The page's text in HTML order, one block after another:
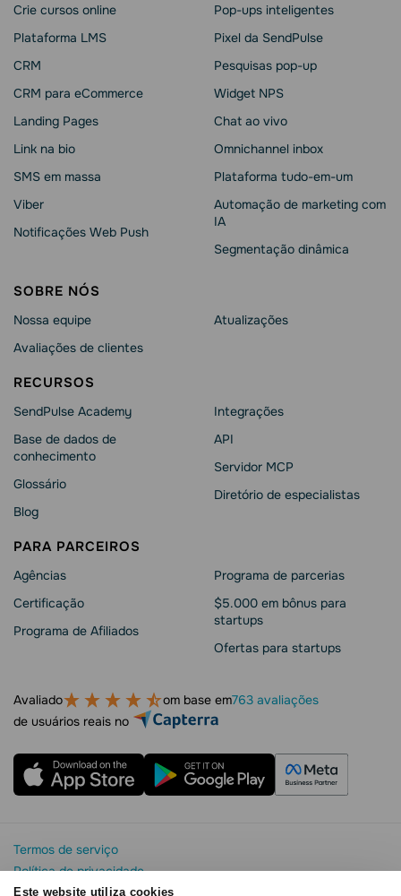
Este website utiliza cookies
Crie cursos online
Plataforma LMS
CRM
CRM para eCommerce
Landing Pages
Link na bio
SMS em massa
Viber
Notificações Web Push
Pop-ups inteligentes
Pixel da SendPulse
Pesquisas pop-up
Widget NPS
Chat ao vivo
Omnichannel inbox
Plataforma tudo-em-um
Automação de marketing com
IA
Segmentação dinâmica
SOBRE NÓS
Nossa equipe
Avaliações de clientes
Atualizações
RECURSOS
SendPulse Academy
Base de dados de
conhecimento
Glossário
Blog
Integrações
API
Servidor MCP
Diretório de especialistas
PARA PARCEIROS
Agências
Сertificação
Programa de Afiliados
Programa de parcerias
$5.000 em bônus para
startups
Ofertas para startups
Avaliado om base em763 avaliações
de usuários reais no
Termos de serviço
Política de privacidade
Segurança e privacidade da SendPulse